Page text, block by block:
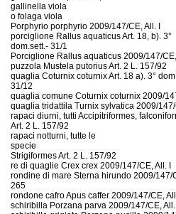
gallinella viola
o folaga viola
Porphyrio porphyrio 2009/147/CE, All. I
porciglione Rallus aquaticus Art. 18, b). 3°
dom.sett.- 31/1
Porciglione Rallus aquaticus 2009/147/
puzzola Mustela putorius Art. 2 L. 157/92
quaglia Coturnix coturnix Art. 18 a). 3°
31/12
quaglia comune Coturnix coturnix 2009/
quaglia tridattila Turnix sylvatica 2009/147/
rapaci diurni, tutti Accipitriformes,
Art. 2 L. 157/92
rapaci notturni, tutte le
specie
Strigiformes Art. 2 L. 157/92
re di quaglie Crex crex 2009/147/CE, All. I
rondine di mare Sterna hirundo 2009/147/
265
rondone cafro Apus caffer 2009/147/CE, All.
schiribilla Porzana parva 2009/147/CE, All. I